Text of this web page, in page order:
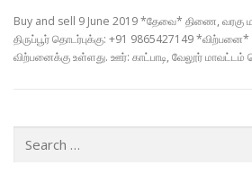
Buy and sell 9 June 2019 *தேவை* திணை, வரகு
திருப்பூர் தொடர்புக்கு: +91 9865427149
விற்பனைக்கு உள்ளது. ஊர்: காட்பாடி, வேலூர் மாவட்டம்
for: